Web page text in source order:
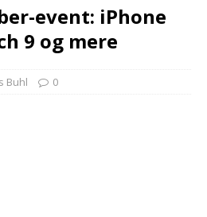
event: iPhone
9 og mere
Buhl 0